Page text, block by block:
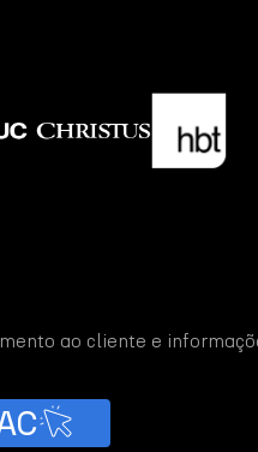
ao cliente e